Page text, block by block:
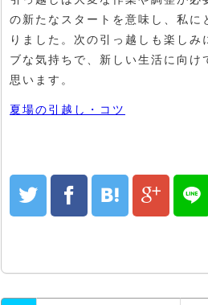
の新たなスタートを意味し、私に
りました。次の引っ越しも楽しみ
ブな気持ちで、新しい生活に向け
思います。
夏場の引越し・コツ